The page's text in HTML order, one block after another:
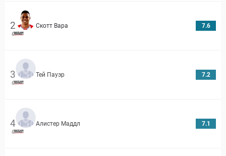
2 Скотт Вара 7.6
3 Тей Пауэр 7.2
4 Алистер Маддл 7.1